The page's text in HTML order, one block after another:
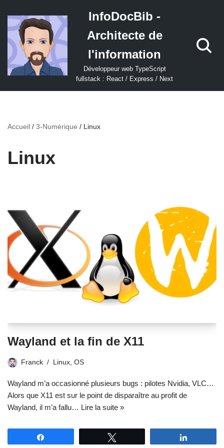
Aller
au
contenu
InfoDocBib -
Architecte de
l'information
Développeur web TypeScript
fullstack : React / Express / Next
Accueil / 3-Numérique / Linux
Linux
Wayland et la fin de X11
Franck Linux OS
Wayland m’a occasionné plusieurs bugs : pilotes Nvidia, VLC…
Alors que X11 est sur le point de disparaître au profit de
Wayland, il m’a fallu… Lire la suite »